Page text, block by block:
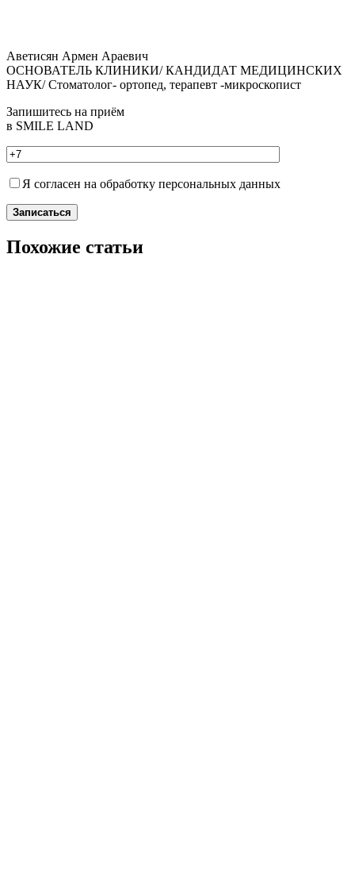
Аветисян Армен Араевич
ОСНОВАТЕЛЬ КЛИНИКИ/ КАНДИДАТ МЕДИЦИНСКИХ
НАУК/ Стоматолог- ортопед, терапевт -микроскопист
Запишитесь на приём
в SMILE LAND
Я согласен на обработку персональных данных
Записаться
Похожие статьи